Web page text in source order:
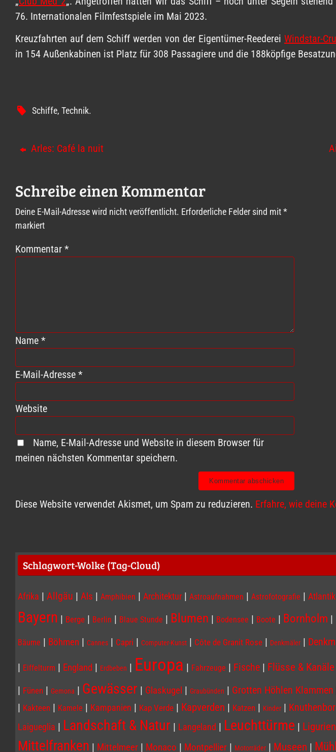
76. Internationalen Filmfestspiele im Mai 2023.
Kreuzfahrten auf dem Schiff werden von der Eigentümer-Reederei Windstar-
in 154 Außenkabinen ist Platz für 308 Passagiere und die 188köpfige
Schiffe, Technik.
Arles: Café la nuit
Schreibe einen Kommentar
Deine E-Mail-Adresse wird nicht veröffentlicht. Erforderliche Felder sind mit*
markiert
Kommentar *
Name *
E-Mail-Adresse *
Website
Name, E-Mail-Adresse und Website in diesem Browser für
meinen nächsten Kommentar speichern.
Diese Website verwendet Akismet, um Spam zu reduzieren. Erfahre, wie deine
Schlagwort-Wolke (Tag-Cloud)
Afrika | Allgäu | Als | Amphibien | Architektur | Astroaufnahmen | Astrofotografie | Atlantik
Bayern | Berge | Berlin | Blaue Stunde | Blumen | Bodensee | Boote | Bornholm |
Bäume | Böhmen | Cannes | Capri | Computer-Kunst | Côte de Granit Rose | Denkmäler |
| Eiffelturm | England | Erdbeben | Europa | Fahrzeuge | Fische | Flüsse & Kanäle
| Fünen | Gemona | Gewässer | Glaskugel | Graubünden | Grotten Höhlen Klammen
| Kakteen | Kamele | Kampanien | Kap Verde | Kapverden | Katzen | Kinder |
Laigueglia | Landschaft & Natur | Langeland | Leuchttürme | Ligurien
Mittelfranken | Mittelmeer | Monaco | Montpellier | Motorräder | Museen |